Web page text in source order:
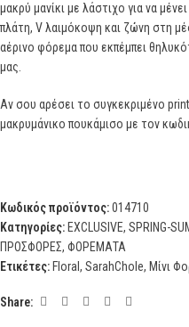
μακρύ μανίκι με λάστιχο για να
πλάτη, V λαιμόκοψη και ζώνη στη
αέρινο φόρεμα που εκπέμπει
μας.
Αν σου αρέσει το συγκεκριμένο
μακρυμάνικο πουκάμισο με τον
Κωδικός προϊόντος:014710
Κατηγορίες: EXCLUSIVE, SPRING-
ΠΡΟΣΦΟΡΕΣ, ΦΟΡΕΜΑΤΑ
Ετικέτες: Floral , SarahChole, Μίνι
Share: